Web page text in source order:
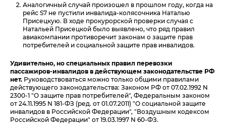
Аналогичный случай произошел в прошлом году, когда на
рейс S7 не пустили инвалида-колясочника Наталью
Присецкую. В ходе прокурорской проверки случая с
Натальей Присецкой было выявлено, что ряд правил
авиакомпании противоречит законам о защите прав
потребителей и социальной защите прав инвалидов.
Удивительно, но специальных правил перевозки
пассажиров-инвалидов в действующем законодательстве РФ
нет. Руководствоваться можно только общими правилами
действующего законодательства: Законом РФ от 07.02.1992 N
2300-1 "О защите прав потребителей", Федеральным законом
от 24.11.1995 N 181-ФЗ (ред. от 01.07.2011) "О социальной защите
инвалидов в Российской Федерации", "Воздушным кодексом
Российской Федерации" от 19.03.1997 N 60-ФЗ.